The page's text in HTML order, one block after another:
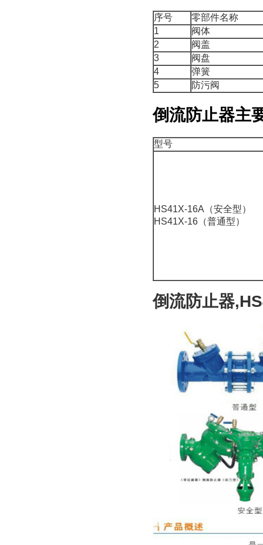
序号
零部件名称
1
阀体
2
阀盖
3
阀盘
4
弹簧
5
防污阀
倒流防止器主
型号
HS41X-16A（安全型）
HS41X-16（普通型）
倒流防止器